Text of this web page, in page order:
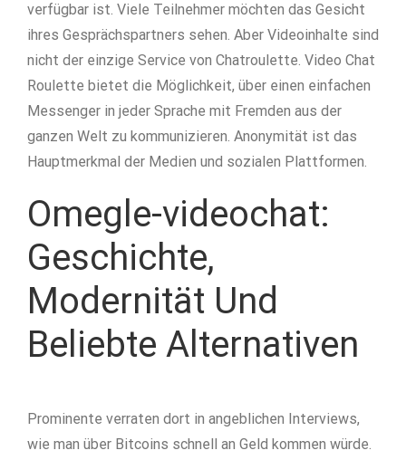
verfügbar ist. Viele Teilnehmer möchten das Gesicht
ihres Gesprächspartners sehen. Aber Videoinhalte sind
nicht der einzige Service von Chatroulette. Video Chat
Roulette bietet die Möglichkeit, über einen einfachen
Messenger in jeder Sprache mit Fremden aus der
ganzen Welt zu kommunizieren. Anonymität ist das
Hauptmerkmal der Medien und sozialen Plattformen.
Omegle-videochat:
Geschichte,
Modernität Und
Beliebte Alternativen
Prominente verraten dort in angeblichen Interviews,
wie man über Bitcoins schnell an Geld kommen würde.